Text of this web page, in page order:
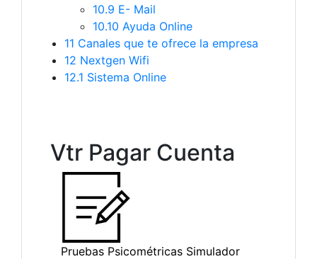
10.9 E- Mail
10.10 Ayuda Online
11 Canales que te ofrece la empresa
12 Nextgen Wifi
12.1 Sistema Online
Vtr Pagar Cuenta